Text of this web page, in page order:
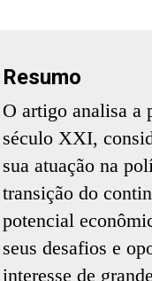
Resumo
O artigo analisa a
século XXI,
sua atuação na
transição do
potencial
seus desafios e
interesse de